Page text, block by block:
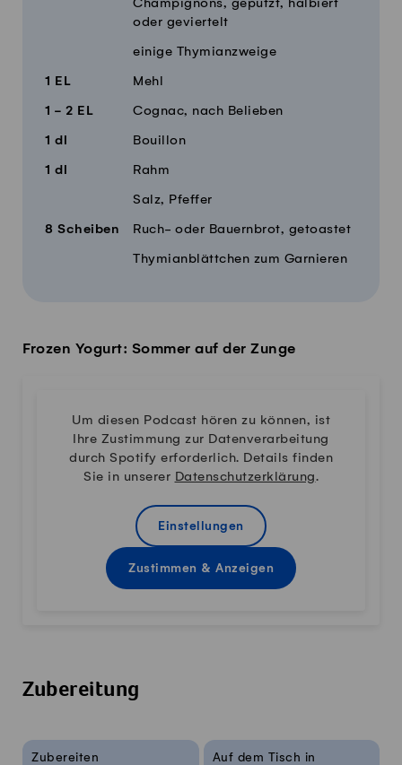
Champignons, geputzt, halbiert
oder geviertelt
einige Thymianzweige
1 EL Mehl
1 - 2 EL Cognac, nach Belieben
1 dl Bouillon
1 dl Rahm
Salz, Pfeffer
8 Scheiben Ruch- oder Bauernbrot, getoastet
Thymianblättchen zum Garnieren
Frozen Yogurt: Sommer auf der Zunge
Um diesen Podcast hören zu können, ist
Ihre Zustimmung zur Datenverarbeitung
durch Spotify erforderlich. Details finden
Sie in unserer Datenschutzerklärung.
Einstellungen
Zustimmen & Anzeigen
Zubereitung
Rezeptinfos
Zubereiten
Auf dem Tisch in